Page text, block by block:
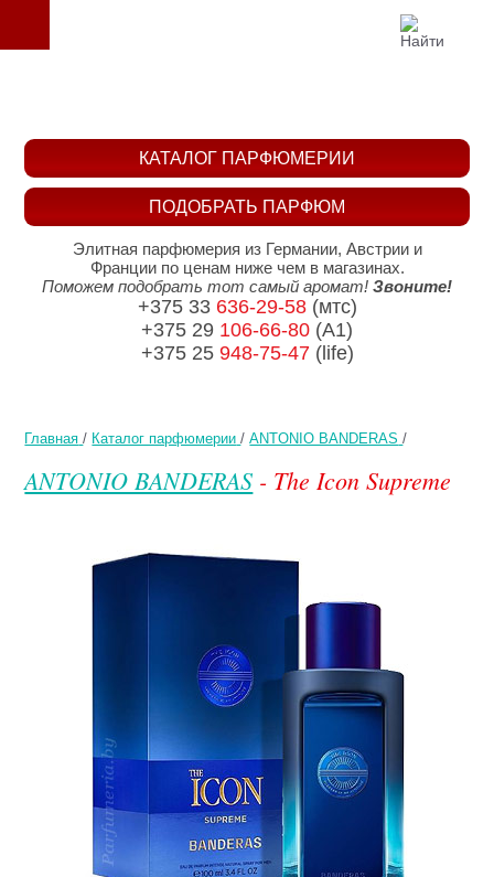
Главная / Каталог парфюмерии /ANTONIO BANDERAS /
ANTONIO BANDERAS - The Icon Supreme
ПОДОБРАТЬ ПАРФЮМ
КАТАЛОГ ПАРФЮМЕРИИ
Элитная парфюмерия из Германии, Австрии и
Франции по ценам ниже чем в магазинах.
Поможем подобрать тот самый аромат! Звоните!
+375 33 636-29-58(мтс)
+375 29 106-66-80 (A1)
+375 25 948-75-47(life)